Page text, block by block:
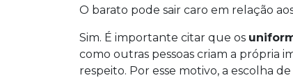
O barato pode sair caro em relação
Sim. É importante citar que os
como outras pessoas criam a própria
respeito. Por esse motivo, a escolha